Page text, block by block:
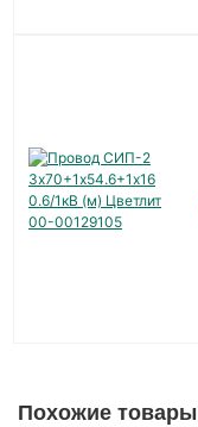
Похожие товары